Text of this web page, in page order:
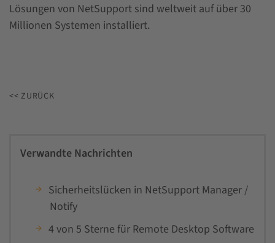
Lösungen von NetSupport sind weltweit auf über 30
Millionen Systemen installiert.
<< ZURÜCK
Verwandte Nachrichten
Sicherheitslücken in NetSupport Manager /
Notify
4 von 5 Sterne für Remote Desktop Software